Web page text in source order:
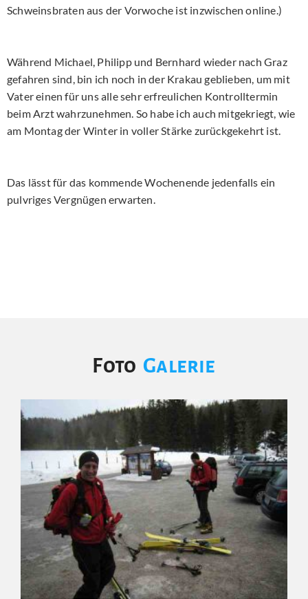
Schweinsbraten aus der Vorwoche ist inzwischen online.)
Während Michael, Philipp und Bernhard wieder nach Graz
gefahren sind, bin ich noch in der Krakau geblieben, um mit
Vater einen für uns alle sehr erfreulichen Kontrolltermin
beim Arzt wahrzunehmen. So habe ich auch mitgekriegt, wie
am Montag der Winter in voller Stärke zurückgekehrt ist.
Das lässt für das kommende Wochenende jedenfalls ein
pulvriges Vergnügen erwarten.
Foto Galerie